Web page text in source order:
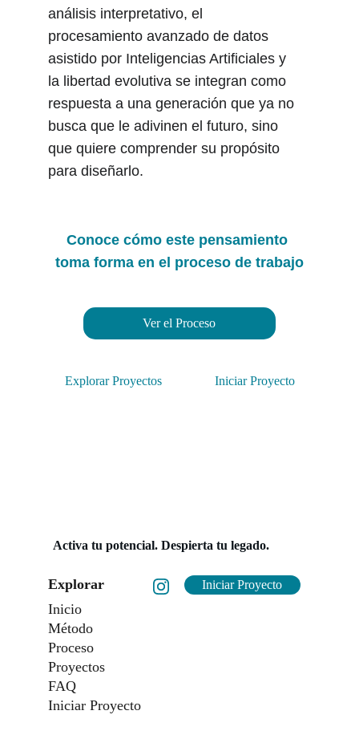
análisis interpretativo, el
procesamiento avanzado de datos
asistido por Inteligencias Artificiales y
la libertad evolutiva se integran como
respuesta a una generación que ya no
busca que le adivinen el futuro, sino
que quiere comprender su propósito
para diseñarlo.
Conoce cómo este pensamiento
toma forma en el proceso de trabajo
Ver el Proceso
Iniciar Proyecto
Explorar Proyectos
Activa tu potencial. Despierta tu legado.
Iniciar Proyecto
Inicio
Método
Proceso
Proyectos
FAQ
Iniciar Proyecto
Explorar